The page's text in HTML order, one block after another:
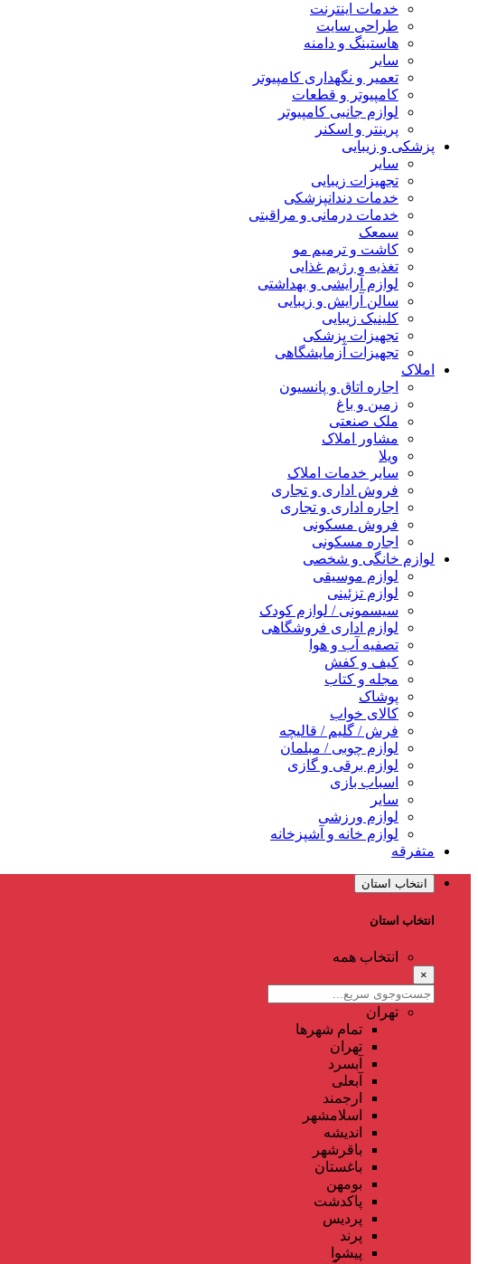
خدمات اینترنت
طراحی سایت
هاستینگ و دامنه
سایر
تعمیر و نگهداری کامپیوتر
کامپیوتر و قطعات
لوازم جانبی کامپیوتر
پرینتر و اسکنر
پزشکی و زیبایی
سایر
تجهیزات زیبایی
خدمات دندانپزشکی
خدمات درمانی و مراقبتی
سمعک
کاشت و ترمیم مو
تغذیه و رژیم غذایی
لوازم آرایشی و بهداشتی
سالن آرایش و زیبایی
کلینیک زیبایی
تجهیزات پزشکی
تجهیزات آزمایشگاهی
املاک
اجاره اتاق و پانسیون
زمین و باغ
ملک صنعتی
مشاور املاک
ویلا
سایر خدمات املاک
فروش اداری و تجاری
اجاره اداری و تجاری
فروش مسکونی
اجاره مسکونی
لوازم خانگی و شخصی
لوازم موسیقی
لوازم تزئینی
سیسمونی / لوازم کودک
لوازم اداری فروشگاهی
تصفیه آب و هوا
کیف و کفش
مجله و کتاب
پوشاک
کالای خواب
فرش / گلیم / قالیچه
لوازم چوبی / مبلمان
لوازم برقی و گازی
اسباب بازی
سایر
لوازم ورزشی
لوازم خانه و آشپزخانه
متفرقه
انتخاب استان
انتخاب استان
انتخاب همه
×
تهران
تمام شهر‌ها
تهران
آبسرد
آبعلی
ارجمند
اسلامشهر
اندیشه
باقرشهر
باغستان
بومهن
پاکدشت
پردیس
پرند
پیشوا